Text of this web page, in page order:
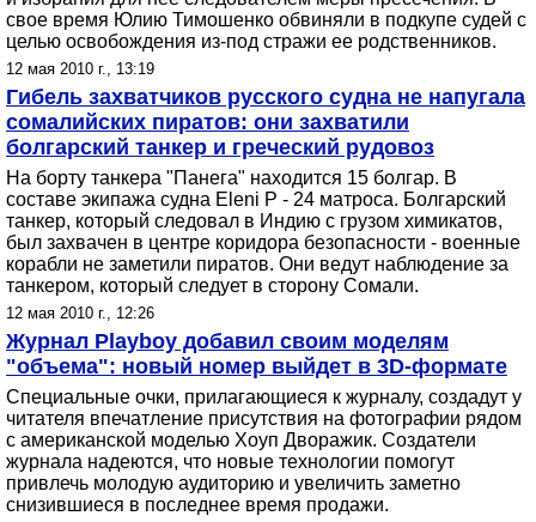
свое время Юлию Тимошенко обвиняли в подкупе судей с
целью освобождения из-под стражи ее родственников.
12 мая 2010 г., 13:19
Гибель захватчиков русского судна не напугала
сомалийских пиратов: они захватили
болгарский танкер и греческий рудовоз
На борту танкера "Панега" находится 15 болгар. В
составе экипажа судна Eleni P - 24 матроса. Болгарский
танкер, который следовал в Индию с грузом химикатов,
был захвачен в центре коридора безопасности - военные
корабли не заметили пиратов. Они ведут наблюдение за
танкером, который следует в сторону Сомали.
12 мая 2010 г., 12:26
Журнал Playboy добавил своим моделям
"объема": новый номер выйдет в 3D-формате
Специальные очки, прилагающиеся к журналу, создадут у
читателя впечатление присутствия на фотографии рядом
с американской моделью Хоуп Дворажик. Создатели
журнала надеются, что новые технологии помогут
привлечь молодую аудиторию и увеличить заметно
снизившиеся в последнее время продажи.